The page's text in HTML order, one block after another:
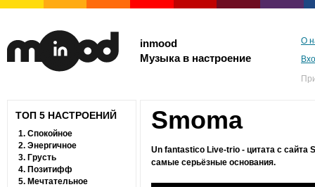
inmood
Музыка в настроение
О
ТОП 5 НАСТРОЕНИЙ
1. Спокойное
2. Энергичное
3. Грусть
4. Позитифф
5. Мечтательное
Smoma
Un fantastico Live-trio - цитата с сайта
самые серьёзные основания.